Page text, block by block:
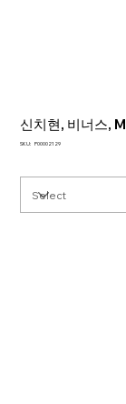
신치현, 비너스,
SKU: SKU
P00002129